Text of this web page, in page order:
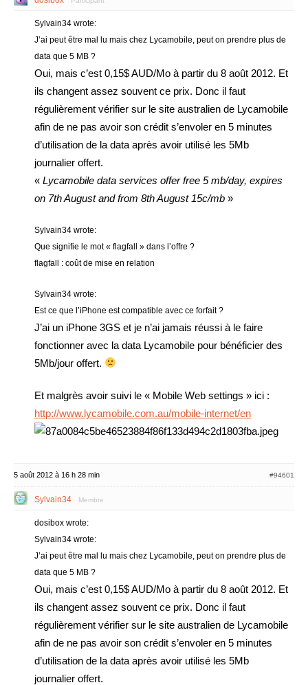
Sylvain34 wrote:
J’ai peut être mal lu mais chez Lycamobile, peut on prendre plus de
data que 5 MB ?
Oui, mais c’est 0,15$ AUD/Mo à partir du 8 août 2012. Et
ils changent assez souvent ce prix. Donc il faut
régulièrement vérifier sur le site australien de Lycamobile
afin de ne pas avoir son crédit s’envoler en 5 minutes
d’utilisation de la data après avoir utilisé les 5Mb
journalier offert.
« Lycamobile data services offer free 5 mb/day, expires
on 7th August and from 8th August 15c/mb »
Sylvain34 wrote:
Que signifie le mot « flagfall » dans l’offre ?
flagfall : coût de mise en relation
Sylvain34 wrote:
Est ce que l’iPhone est compatible avec ce forfait ?
J’ai un iPhone 3GS et je n’ai jamais réussi à le faire
fonctionner avec la data Lycamobile pour bénéficier des
5Mb/jour offert.
Et malgrès avoir suivi le « Mobile Web settings » ici :
http://www.lycamobile.com.au/mobile-internet/en
5 août 2012 à 16 h 28 min #94601
Sylvain34 Membre
dosibox wrote:
Sylvain34 wrote:
J’ai peut être mal lu mais chez Lycamobile, peut on prendre plus de
data que 5 MB ?
Oui, mais c’est 0,15$ AUD/Mo à partir du 8 août 2012. Et
ils changent assez souvent ce prix. Donc il faut
régulièrement vérifier sur le site australien de Lycamobile
afin de ne pas avoir son crédit s’envoler en 5 minutes
d’utilisation de la data après avoir utilisé les 5Mb
journalier offert.